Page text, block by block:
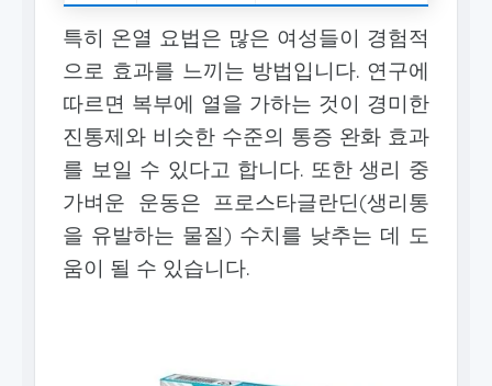
특히 온열 요법은 많은 여성들이 경험적
으로 효과를 느끼는 방법입니다. 연구에
따르면 복부에 열을 가하는 것이 경미한
진통제와 비슷한 수준의 통증 완화 효과
를 보일 수 있다고 합니다. 또한 생리 중
가벼운 운동은 프로스타글란딘(생리통
을 유발하는 물질) 수치를 낮추는 데 도
움이 될 수 있습니다.